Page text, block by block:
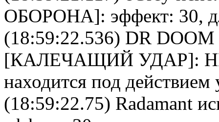
ОБОРОНА]: эффект: 30,
(18:59:22.536) DR DOOM
[КАЛЕЧАЩИЙ УДАР]:
находится под
(18:59:22.75) Radamant